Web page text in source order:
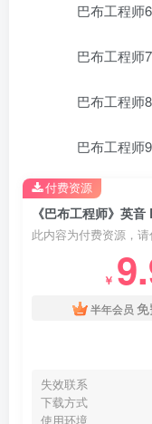
巴布工程师
巴布工程师
巴布工程师
巴布工程师
此内容为付费资源，
￥
半年会员
失效联系
下载方式
使用环境
付费资源